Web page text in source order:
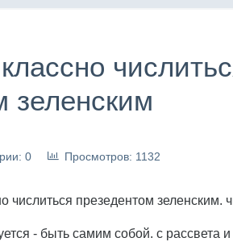
зеленским
0 Просмотров: 1132
числиться презедентом
- быть самим собой. с рассвета